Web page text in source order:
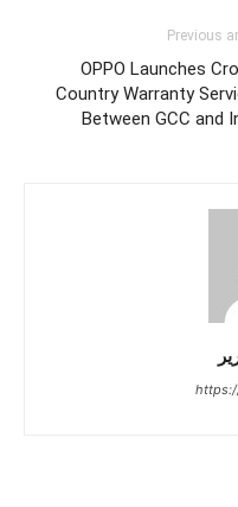
Previous
OPPO Launches
Country Warranty
Between GCC and